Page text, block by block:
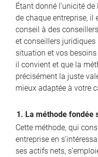
Étant donné l’unicité
de chaque entreprise, il
conseil à des
et conseillers
situation et vos
il convient et que la
précisément la juste
mieux adaptée à votre
1. La méthode fondée
Cette méthode, qui
entreprise en
ses actifs nets,